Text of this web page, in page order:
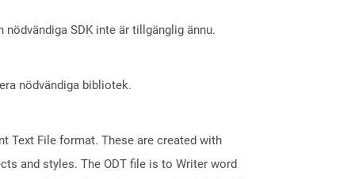
SDK inte är tillgänglig ännu.
nödvändiga bibliotek.
Text File format. These are created with
and styles. The ODT file is to Writer word